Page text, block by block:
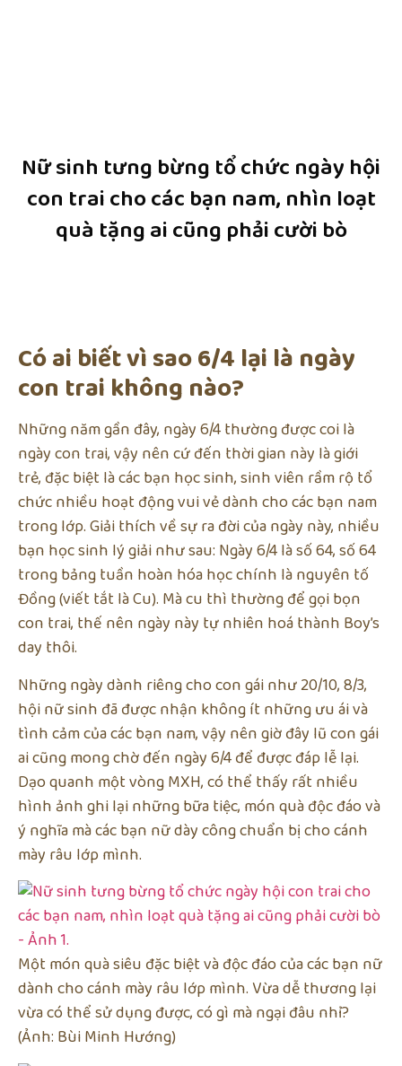
Nữ sinh tưng bừng tổ chức ngày hội
con trai cho các bạn nam, nhìn loạt
quà tặng ai cũng phải cười bò
Có ai biết vì sao 6/4 lại là ngày
con trai không nào?
Những năm gần đây, ngày 6/4 thường được coi là
ngày con trai, vậy nên cứ đến thời gian này là giới
trẻ, đặc biệt là các bạn học sinh, sinh viên rầm rộ tổ
chức nhiều hoạt động vui vẻ dành cho các bạn nam
trong lớp. Giải thích về sự ra đời của ngày này, nhiều
bạn học sinh lý giải như sau: Ngày 6/4 là số 64, số 64
trong bảng tuần hoàn hóa học chính là nguyên tố
Đồng (viết tắt là Cu). Mà cu thì thường để gọi bọn
con trai, thế nên ngày này tự nhiên hoá thành Boy’s
day thôi.
Những ngày dành riêng cho con gái như 20/10, 8/3,
hội nữ sinh đã được nhận không ít những ưu ái và
tình cảm của các bạn nam, vậy nên giờ đây lũ con gái
ai cũng mong chờ đến ngày 6/4 để được đáp lễ lại.
Dạo quanh một vòng MXH, có thể thấy rất nhiều
hình ảnh ghi lại những bữa tiệc, món quà độc đáo và
ý nghĩa mà các bạn nữ dày công chuẩn bị cho cánh
mày râu lớp mình.
Một món quà siêu đặc biệt và độc đáo của các bạn nữ
dành cho cánh mày râu lớp mình. Vừa dễ thương lại
vừa có thể sử dụng được, có gì mà ngại đâu nhỉ?
(Ảnh: Bùi Minh Hướng)